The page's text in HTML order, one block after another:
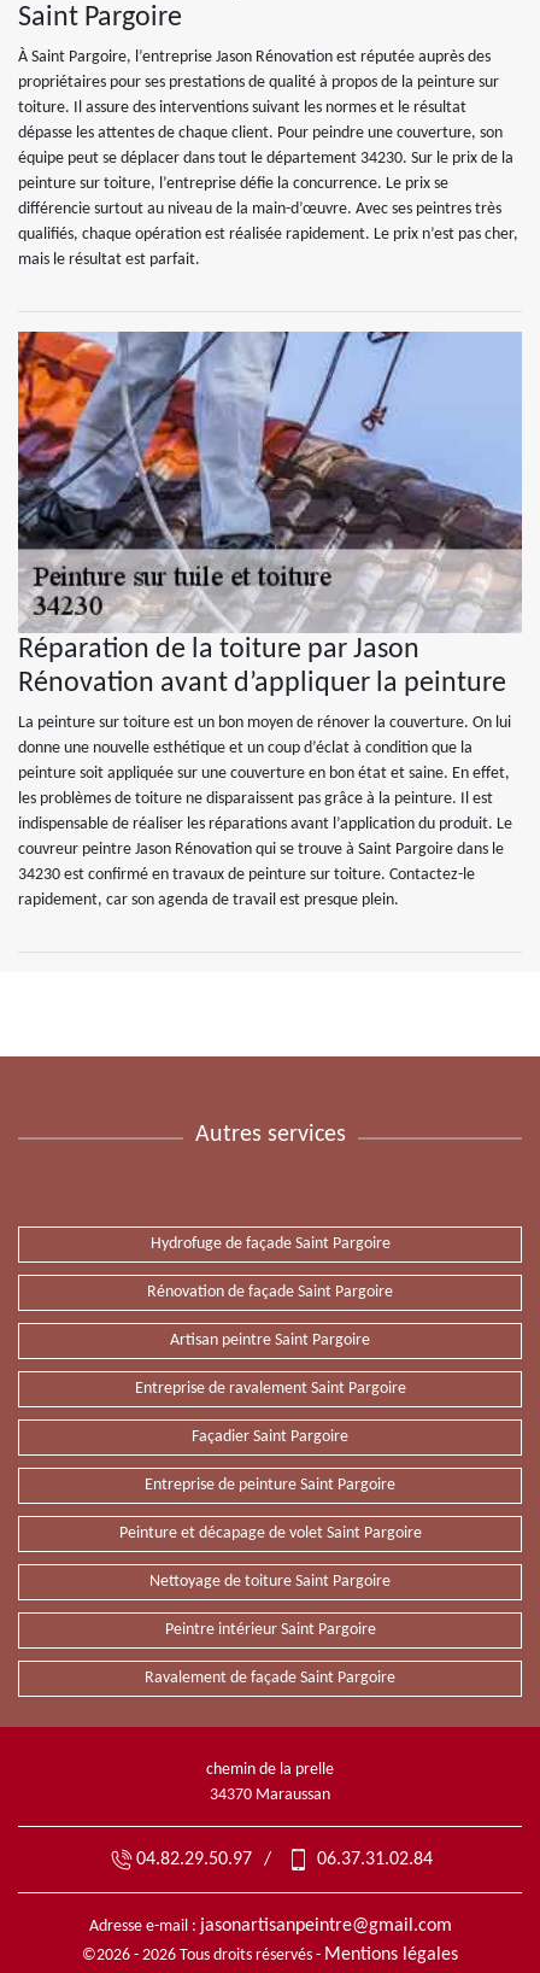
Saint Pargoire
À Saint Pargoire, l’entreprise Jason Rénovation est réputée auprès des
propriétaires pour ses prestations de qualité à propos de la peinture sur
toiture. Il assure des interventions suivant les normes et le résultat
dépasse les attentes de chaque client. Pour peindre une couverture, son
équipe peut se déplacer dans tout le département 34230. Sur le prix de la
peinture sur toiture, l’entreprise défie la concurrence. Le prix se
différencie surtout au niveau de la main-d’œuvre. Avec ses peintres très
qualifiés, chaque opération est réalisée rapidement. Le prix n’est pas cher,
mais le résultat est parfait.
Réparation de la toiture par Jason
Rénovation avant d’appliquer la peinture
La peinture sur toiture est un bon moyen de rénover la couverture. On lui
donne une nouvelle esthétique et un coup d’éclat à condition que la
peinture soit appliquée sur une couverture en bon état et saine. En effet,
les problèmes de toiture ne disparaissent pas grâce à la peinture. Il est
indispensable de réaliser les réparations avant l’application du produit. Le
couvreur peintre Jason Rénovation qui se trouve à Saint Pargoire dans le
34230 est confirmé en travaux de peinture sur toiture. Contactez-le
rapidement, car son agenda de travail est presque plein.
Autres services
Hydrofuge de façade Saint Pargoire
Rénovation de façade Saint Pargoire
Artisan peintre Saint Pargoire
Entreprise de ravalement Saint Pargoire
Façadier Saint Pargoire
Entreprise de peinture Saint Pargoire
Peinture et décapage de volet Saint Pargoire
Nettoyage de toiture Saint Pargoire
Peintre intérieur Saint Pargoire
Ravalement de façade Saint Pargoire
chemin de la prelle
34370 Maraussan
04.82.29.50.97 / 06.37.31.02.84
Adresse e-mail : jasonartisanpeintre@gmail.com
©2026 - 2026 Tous droits réservés - Mentions légales